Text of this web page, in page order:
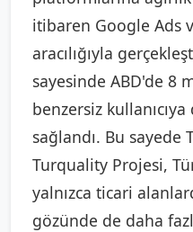
itibaren Google Ads
aracılığıyla
sayesinde ABD'de 8
benzersiz
sağlandı. Bu sayede
Turquality Projesi,
yalnızca ticari
gözünde de daha